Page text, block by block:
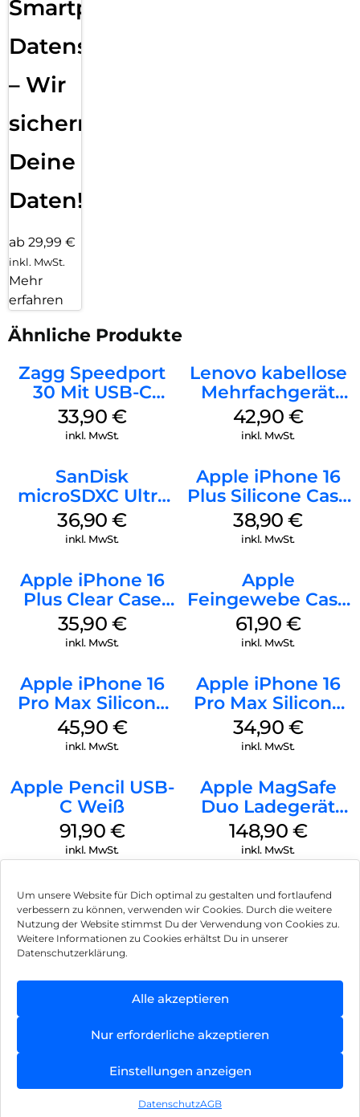
Um unsere Website für Dich optimal zu gestalten und fortlaufend
verbessern zu können, verwenden wir Cookies. Durch die weitere
Nutzung der Website stimmst Du der Verwendung von Cookies zu.
Weitere Informationen zu Cookies erhältst Du in unserer
Datenschutzerklärung.
Alle akzeptieren
Nur erforderliche akzeptieren
Einstellungen anzeigen
DatenschutzAGB
Smartphone
Datensicherung
– Wir
sichern
Deine
Daten!
ab 29,99 €
inkl. MwSt.
Mehr
erfahren
Ähnliche Produkte
Zagg Speedport
30 Mit USB-C
Kabel Weiß
33,90 €
inkl. MwSt.
Lenovo kabellose
Mehrfachgerät
Luna Grey
42,90 €
inkl. MwSt.
SanDisk
microSDXC Ultra
128 GB + Adapter
Mobile
36,90€
inkl. MwSt.
Apple iPhone 16
Plus Silicone Case
MagSafe Denim
38,90€
inkl. MwSt.
Apple iPhone 16
Plus Clear Case
MagSafe
Transparent
35,90 €
inkl. MwSt.
Apple
Feingewebe Case
iPhone 15 Pro
MagSafe Schwarz
61,90 €
inkl. MwSt.
Apple iPhone 16
Pro Max Silicone
Case MagSafe
Ultramarine
45,90 €
inkl. MwSt.
Apple iPhone 16
Pro Max Silicone
Case MagSafe
Denim
34,90 €
inkl. MwSt.
Apple Pencil USB-
C Weiß
91,90 €
inkl. MwSt.
Apple MagSafe
Duo Ladegerät
Weiß
148,90 €
inkl. MwSt.
Impressum
Hinweis zur Batterieentsorgung
Newsletter
, Brodos AG – All Rights Reserved.